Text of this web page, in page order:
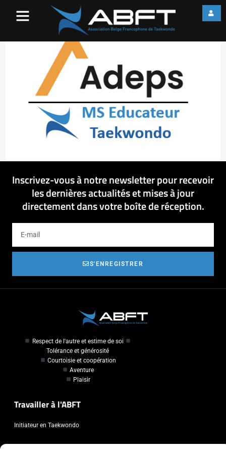
Inscrivez-vous à notre newsletter pour recevoir
les dernières actualités et mises à jour
directement dans votre boîte de réception.
S'ENREGISTRER
Respect de l'autre et estime de soi
Tolérance et générosité
Courtoisie et coopération
Aventure
Plaisir
Travailler à l'ABFT
Initiateur en Taekwondo